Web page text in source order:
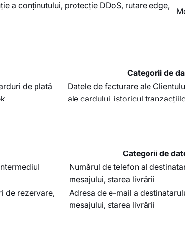
a conținutului, protecție DDoS, rutare edge,
Categorii de
de plată
Datele de facturare ale
ale cardului, istoricul
Categorii de
Numărul de telefon al
mesajului, starea livrării
de rezervare,
Adresa de e-mail a
mesajului, starea livrării